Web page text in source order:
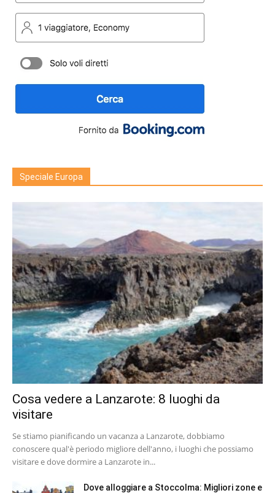
Speciale Europa
Cosa vedere a Lanzarote: 8 luoghi da
visitare
Se stiamo pianificando un vacanza a Lanzarote, dobbiamo
conoscere qual'è periodo migliore dell'anno, i luoghi che possiamo
visitare e dove dormire a Lanzarote in...
Dove alloggiare a Stoccolma: Migliori zone e